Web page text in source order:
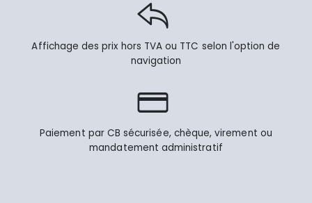
Affichage des prix hors TVA ou TTC selon l'option de
navigation
Paiement par CB sécurisée, chèque, virement ou
mandatement administratif